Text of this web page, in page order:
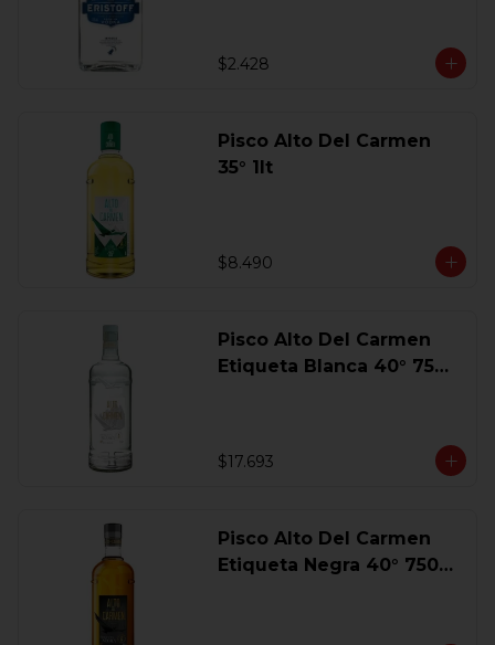
$2.428
Pisco Alto Del Carmen
35° 1lt
$8.490
Pisco Alto Del Carmen
Etiqueta Blanca 40° 750
$17.693
Pisco Alto Del Carmen
Etiqueta Negra 40° 750